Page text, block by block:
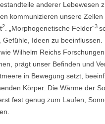
anderer Lebewesen
kommunizieren unsere Zellen
2 . „Morphogenetische Felder“3
Ideen zu beeinflussen.
Wilhelm Reichs
prägt unser Befinden und
in Bewegung setzt,
Körper. Die Wärme der
fest genug zum Laufen,